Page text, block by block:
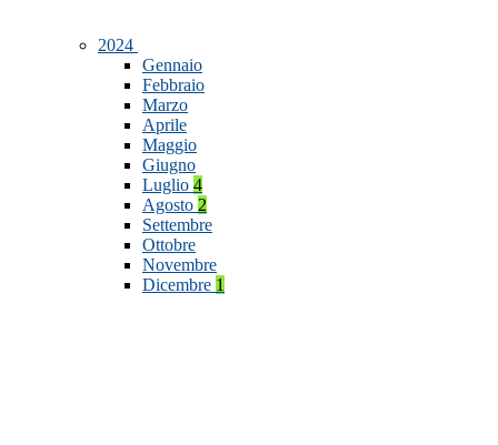
2024
Gennaio
Febbraio
Marzo
Aprile
Maggio
Giugno
Luglio 4
Agosto 2
Settembre
Ottobre
Novembre
Dicembre 1